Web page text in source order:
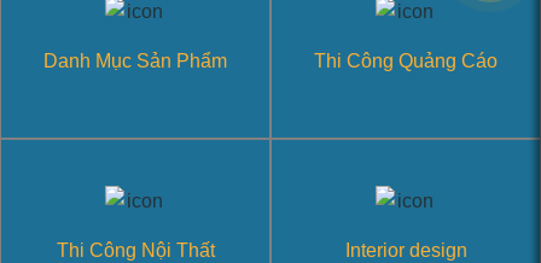
Danh Mục Sản Phẩm Thi Công Quảng Cáo
Thi Công Nội Thất Interior design